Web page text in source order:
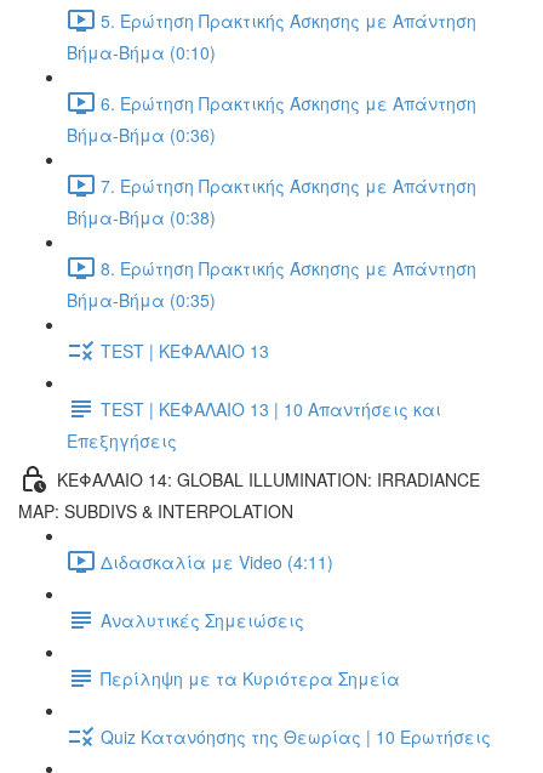
5. Ερώτηση Πρακτικής Άσκησης με Απάντηση
Βήμα-Βήμα (0:10)
6. Ερώτηση Πρακτικής Άσκησης με Απάντηση
Βήμα-Βήμα (0:36)
7. Ερώτηση Πρακτικής Άσκησης με Απάντηση
Βήμα-Βήμα (0:38)
8. Ερώτηση Πρακτικής Άσκησης με Απάντηση
Βήμα-Βήμα (0:35)
TEST | ΚΕΦΑΛΑΙΟ 13
TEST | ΚΕΦΑΛΑΙΟ 13 | 10 Απαντήσεις και
Επεξηγήσεις
ΚΕΦΑΛΑΙΟ 14: GLOBAL ILLUMINATION: IRRADIANCE
MAP: SUBDIVS & INTERPOLATION
Διδασκαλία με Video (4:11)
Αναλυτικές Σημειώσεις
Περίληψη με τα Κυριότερα Σημεία
Quiz Κατανόησης της Θεωρίας | 10 Ερωτήσεις